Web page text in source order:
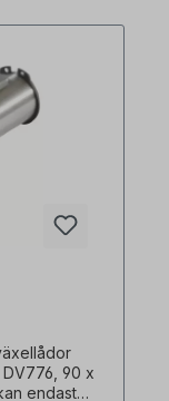
90 x
endast